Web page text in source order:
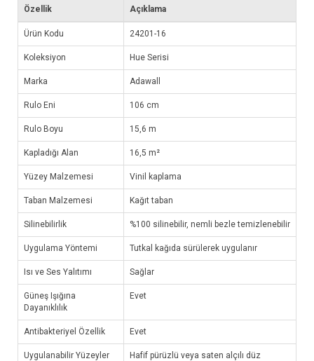
Özellik Açıklama
Ürün Kodu 24201-16
Koleksiyon Hue Serisi
Marka Adawall
Rulo Eni 106 cm
Rulo Boyu 15,6 m
Kapladığı Alan 16,5 m²
Yüzey Malzemesi Vinil kaplama
Taban Malzemesi Kağıt taban
Silinebilirlik %100 silinebilir, nemli bezle temizlenebilir
Uygulama Yöntemi Tutkal kağıda sürülerek uygulanır
Isı ve Ses Yalıtımı Sağlar
Güneş Işığına
Dayanıklılık
Evet
Antibakteriyel Özellik Evet
Uygulanabilir Yüzeyler
Hafif pürüzlü veya saten alçılı düz